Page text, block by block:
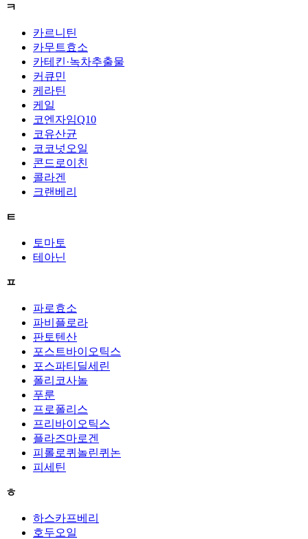
ㅋ
카르니틴
카무트효소
카테킨·녹차추출물
커큐민
케라틴
케일
코엔자임Q10
코유산균
코코넛오일
콘드로이친
콜라겐
크랜베리
ㅌ
토마토
테아닌
ㅍ
파로효소
파비플로라
판토텐산
포스트바이오틱스
포스파티딜세린
폴리코사놀
푸룬
프로폴리스
프리바이오틱스
플라즈마로겐
피롤로퀴놀린퀴논
피세틴
ㅎ
하스카프베리
호두오일